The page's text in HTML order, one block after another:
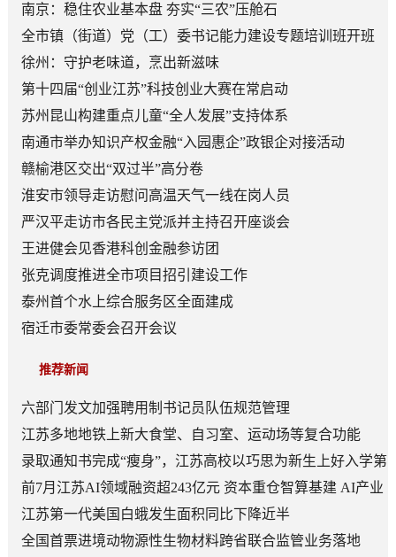
南京：稳住农业基本盘 夯实“三农”压舱石
全市镇（街道）党（工）委书记能力建设专题培训班开班
徐州：守护老味道，烹出新滋味
第十四届“创业江苏”科技创业大赛在常启动
苏州昆山构建重点儿童“全人发展”支持体系
南通市举办知识产权金融“入园惠企”政银企对接活动
赣榆港区交出“双过半”高分卷
淮安市领导走访慰问高温天气一线在岗人员
严汉平走访市各民主党派并主持召开座谈会
王进健会见香港科创金融参访团
张克调度推进全市项目招引建设工作
泰州首个水上综合服务区全面建成
宿迁市委常委会召开会议
推荐新闻
六部门发文加强聘用制书记员队伍规范管理
江苏多地地铁上新大食堂、自习室、运动场等复合功能
——从“客流通道”到“生活场景”
录取通知书完成“瘦身”，江苏高校以巧思为新生上好入学第
一课
前7月江苏AI领域融资超243亿元 资本重仓智算基建 AI产业
底盘夯实
江苏第一代美国白蛾发生面积同比下降近半
全国首票进境动物源性生物材料跨省联合监管业务落地